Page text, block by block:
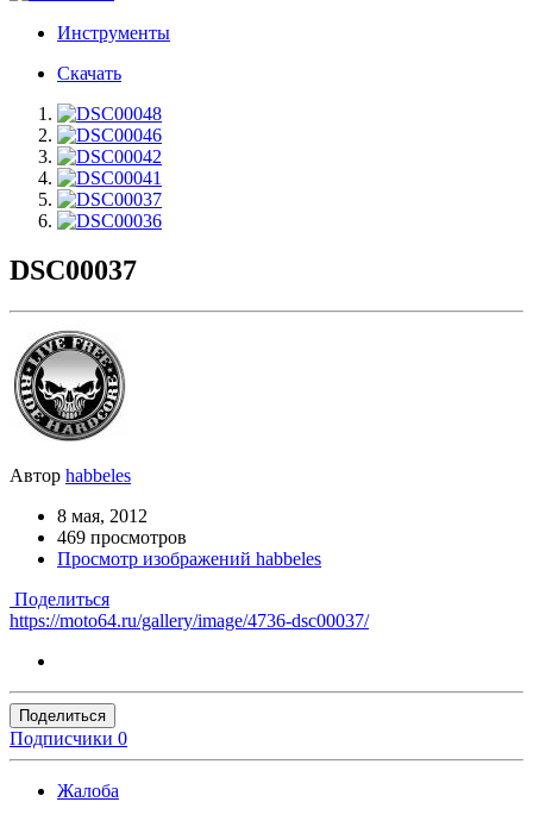
Инструменты
Скачать
DSC00037
Автор habbeles
8 мая, 2012
469 просмотров
Просмотр изображений habbeles
Поделиться
https://moto64.ru/gallery/image/4736-dsc00037/
Поделиться
Подписчики 0
Жалоба